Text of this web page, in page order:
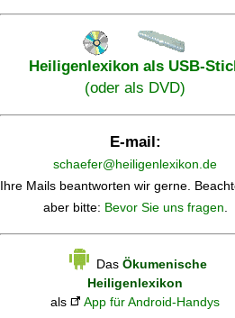
Heiligenlexikon als USB-
(oder als DVD)
E-mail:
schaefer@heiligenlexikon.de
Ihre Mails beantworten wir gerne.
aber bitte: Bevor Sie uns fragen.
Das Ökumenische
Heiligenlexikon
als
App für Android-Handys